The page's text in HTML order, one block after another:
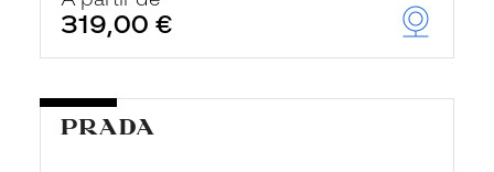
319,00 €